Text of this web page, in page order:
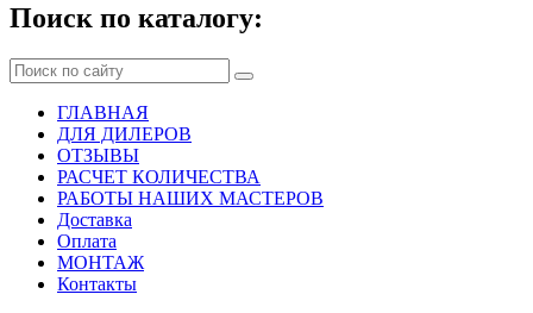
Поиск по каталогу:
ГЛАВНАЯ
ДЛЯ ДИЛЕРОВ
ОТЗЫВЫ
РАСЧЕТ КОЛИЧЕСТВА
РАБОТЫ НАШИХ МАСТЕРОВ
Доставка
Оплата
МОНТАЖ
Контакты